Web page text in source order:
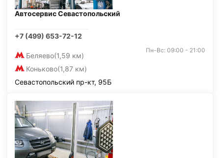
Автосервис Севастопольский
+7 (499) 653-72-12
Беляево(1,59 км)
Коньково(1,87 км)
Пн-Вс: 09:00 - 21:00
Севастопольский пр-кт, 95Б